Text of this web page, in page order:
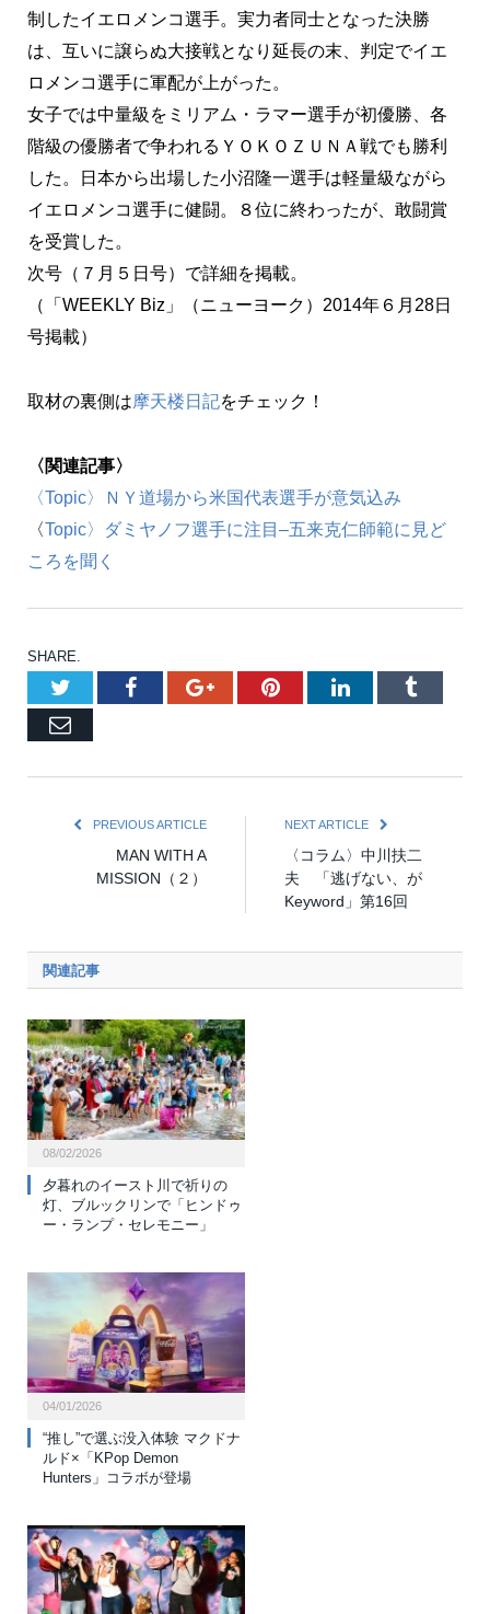
制したイエロメンコ選手。実力者同士となった決勝
は、互いに譲らぬ大接戦となり延長の末、判定でイエ
ロメンコ選手に軍配が上がった。
女子では中量級をミリアム・ラマー選手が初優勝、各
階級の優勝者で争われるＹＯＫＯＺＵＮＡ戦でも勝利
した。日本から出場した小沼隆一選手は軽量級ながら
イエロメンコ選手に健闘。８位に終わったが、敢闘賞
を受賞した。
次号（７月５日号）で詳細を掲載。
（「WEEKLY Biz」（ニューヨーク）2014年６月28日
号掲載）
取材の裏側は摩天楼日記をチェック！
〈関連記事〉
〈Topic〉ＮＹ道場から米国代表選手が意気込み
〈Topic〉ダミヤノフ選手に注目–五来克仁師範に見ど
ころを聞く
SHARE.
TwitterFacebookGoogle+PinterestLinkedInTumblr
Email
PREVIOUS ARTICLE
MAN WITH A
MISSION（２）
NEXT ARTICLE
〈コラム〉中川扶二
夫 「逃げない、が
Keyword」第16回
関連記事
08/02/2026
夕暮れのイースト川で祈りの
灯、ブルックリンで「ヒンドゥ
ー・ランプ・セレモニー」
04/01/2026
“推し”で選ぶ没入体験 マクドナ
ルド×「KPop Demon
Hunters」コラボが登場